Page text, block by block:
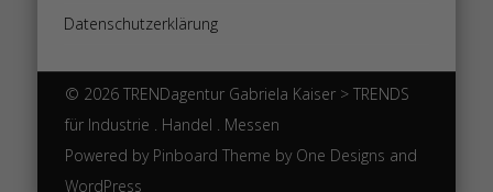
Datenschutzerklärung
© 2026 TRENDagentur Gabriela Kaiser > TRENDS
für Industrie . Handel . Messen
Powered by Pinboard Theme by One Designs and
WordPress